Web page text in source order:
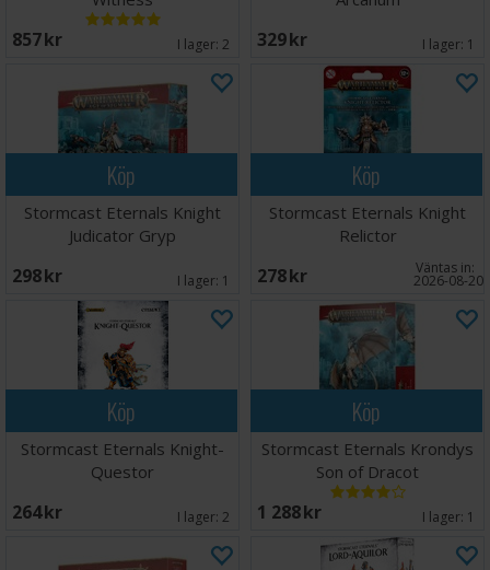
857 SEK I lager: 2 329 SEK I lager: 1
Köp
Stormcast Eternals Knight
Judicator Gryp
298 SEK I lager: 1
Köp
Stormcast Eternals Knight
Relictor
278 SEK Väntas in:
2026-08-20
Köp
Stormcast Eternals Knight-
Questor
264 SEK I lager: 2
Köp
Stormcast Eternals Krondys
Son of Dracot
1 288 SEK I lager: 1